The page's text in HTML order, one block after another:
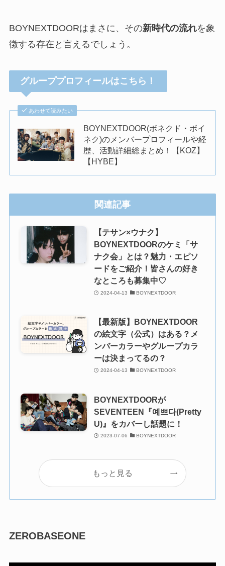
BOYNEXTDOORはまさに、その新時代の流れを象
徴する存在と言えるでしょう。
グループプロフィールはこちら！
あわせて読みたい
BOYNEXTDOOR(ボネクド・ボイ
ネク)のメンバープロフィールや経
歴、活動詳細総まとめ！【KOZ】
【HYBE】
関連記事
【テサン×ウナク】
BOYNEXTDOORのケミ「サ
ナク会」とは？魅力・エピソ
ードをご紹介！皆さんの好き
なところも募集中♡
2024-04-13 BOYNEXTDOOR
【最新版】BOYNEXTDOOR
の絵文字（公式）はある？メ
ンバーカラーやグループカラ
ーは決まってるの？
2024-04-13 BOYNEXTDOOR
BOYNEXTDOORが
SEVENTEEN『예쁘다(Pretty
U)』をカバーし話題に！
2023-07-06 BOYNEXTDOOR
もっと見る
ZEROBASEONE